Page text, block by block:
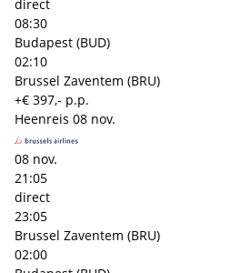
direct
08:30
Budapest (BUD)
02:10
Brussel Zaventem (BRU)
+€ 397,- p.p.
Heenreis 08 nov.
08 nov.
21:05
direct
23:05
Brussel Zaventem (BRU)
02:00